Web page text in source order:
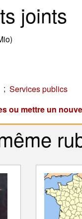
joints
)
; Services publics
ou mettre un